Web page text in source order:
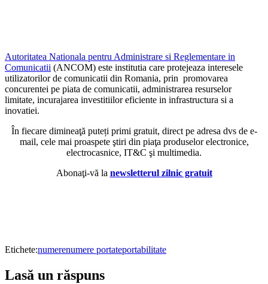
Autoritatea Nationala pentru Administrare si Reglementare in
Comunicatii (ANCOM) este institutia care protejeaza interesele
utilizatorilor de comunicatii din Romania, prin promovarea
concurentei pe piata de comunicatii, administrarea resurselor
limitate, incurajarea investitiilor eficiente in infrastructura si a
inovatiei.
În fiecare dimineaţă puteți primi gratuit, direct pe adresa dvs de e-
mail, cele mai proaspete ştiri din piaţa produselor electronice,
electrocasnice, IT&C şi multimedia.
Abonaţi-vă la newsletterul zilnic gratuit
Etichete:numerenumere portateportabilitate
Lasă un răspuns